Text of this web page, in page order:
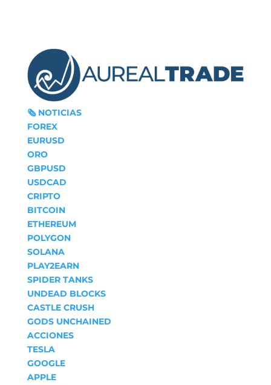
🗞‍️ NOTICIAS
FOREX
EURUSD
ORO
GBPUSD
USDCAD
CRIPTO
BITCOIN
ETHEREUM
POLYGON
SOLANA
PLAY2EARN
SPIDER TANKS
UNDEAD BLOCKS
CASTLE CRUSH
GODS UNCHAINED
ACCIONES
TESLA
GOOGLE
APPLE